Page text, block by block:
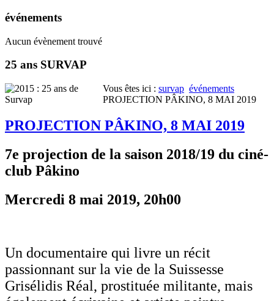
événements
Aucun évènement trouvé
25 ans SURVAP
Vous êtes ici : survap événements
PROJECTION PÂKINO, 8 MAI 2019
PROJECTION PÂKINO, 8 MAI 2019
7e projection de la saison 2018/19 du ciné-
club Pâkino
Mercredi 8 mai 2019, 20h00
Un documentaire qui livre un récit
passionnant sur la vie de la Suissesse
Grisélidis Réal, prostituée militante, mais